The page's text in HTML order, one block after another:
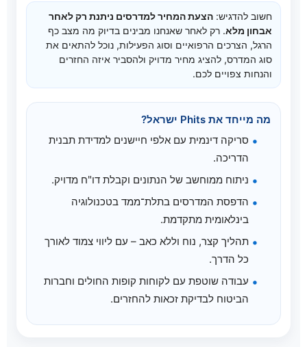
חשוב להדגיש: הצעת המחיר למדרסים ניתנת רק לאחר
אבחון מלא. רק לאחר שאנחנו מבינים בדיוק מה מצב כף
הרגל, הצרכים הרפואיים וסוג הפעילות, נוכל להתאים את
סוג המדרס, להציג מחיר מדויק ולהסביר איזה החזרים
והנחות צפויים לכם.
מה מייחד את Phits ישראל?
סריקה דינמית עם אלפי חיישנים למדידת תבנית
הדריכה.
ניתוח ממוחשב של הנתונים וקבלת דו"ח מדויק.
הדפסת המדרסים בתלת־ממד בטכנולוגיה
בינלאומית מתקדמת.
תהליך קצר, נוח וללא כאב – עם ליווי צמוד לאורך
כל הדרך.
עבודה שוטפת עם לקוחות קופות החולים וחברות
הביטוח לבדיקת זכאות להחזרים.